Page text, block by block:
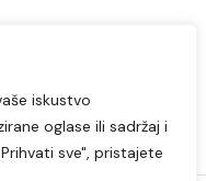
iskustvo
oglase ili sadržaj i
sve", pristajete
Sport
vrijeme